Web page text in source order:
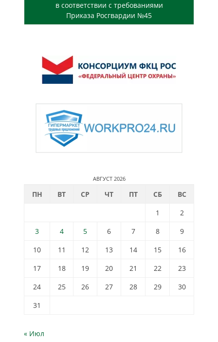
в соответствии с требованиями
Приказа Росгвардии №45
АВГУСТ 2026
ПН ВТ СР ЧТ ПТ СБ
ВС
1
2
3
4 5 6 7 8
9
10
11 12 13 14 15
16
17
18 19 20 21 22
23
24
25 26 27 28 29
30
31
« Июл